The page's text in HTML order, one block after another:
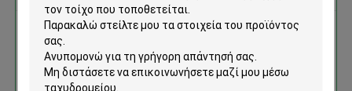
περάτωση συναρμογών
οπτικών ινών θόλων 144
πυρήνων αδιάβροχη για τον